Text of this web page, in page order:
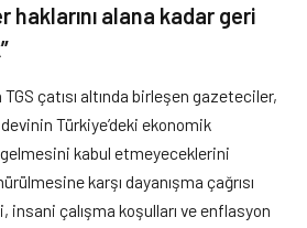
haklarını alana kadar geri
TGS çatısı altında birleşen gazeteciler,
Türkiye’deki ekonomik
kabul etmeyeceklerini
karşı dayanışma çağrısı
insani çalışma koşulları ve enflasyon